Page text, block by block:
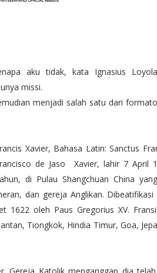
aku tidak, kata Ignasius
missi.
menjadi salah satu dari
Xavier, Bahasa Latin: Sanctus
de Jaso Xavier, lahir 7 April
di Pulau Shangchuan China
dan gereja Anglikan.
oleh Paus Gregorius XV.
Tiongkok, Hindia Timur, Goa,